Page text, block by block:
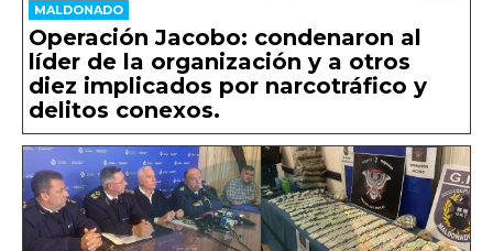
MALDONADO
Operación Jacobo: condenaron al
líder de la organización y a otros
diez implicados por narcotráfico y
delitos conexos.